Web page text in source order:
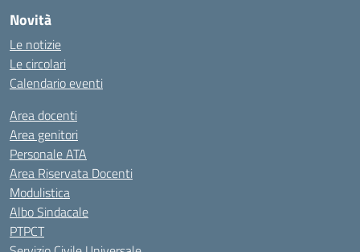
Novità
Le notizie
Le circolari
Calendario eventi
Area docenti
Area genitori
Personale ATA
Area Riservata Docenti
Modulistica
Albo Sindacale
PTPCT